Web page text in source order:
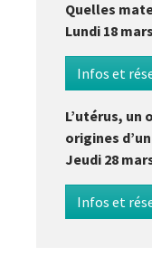
Quelles
Lundi 18
Infos et
L’utérus, un
origines
Jeudi 28
Infos et